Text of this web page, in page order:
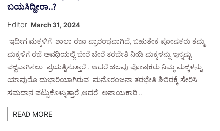
ಬಯಸಿದ್ದೀರಾ..?
Editor March 31, 2024
ಇದೀಗ ಮಕ್ಕಳಿಗೆ ಶಾಲಾ ರಜಾ ಪ್ರಾರಂಭವಾಗಿದೆ, ಬಹುತೇಕ ಪೋಷಕರು ತಮ್ಮ
ಮಕ್ಕಳಿಗೆ ರಜೆ ಅವಧಿಯಲ್ಲಿ ಬೇರೆ ಬೇರೆ ತರಬೇತಿ ನೀಡಿ ಮಕ್ಕಳನ್ನು ಇನ್ನಷ್ಟು
ಪಕ್ವವಾಗಿಸಲು ಪ್ರಯತ್ನಿಸುತ್ತಾರೆ . ಆದರೆ ಹಲವು ಪೋಷಕರು ನಿಮ್ಮ ಮಕ್ಕಳನ್ನು
ಯಾವುದೊ ದುಭಾರಿಯಾಗಿರುವ ಮನೊರಂಜನಾ ತರಭೇತಿ ಶಿಬಿರಕ್ಕೆ ಸೇರಿಸಿ
ಸಮದಾನ ಪಟ್ಟುಕೊಳ್ಳುತ್ತಾರೆ ,ಆದರೆ ಅಪಾಯಕಾರಿ…
READ MORE